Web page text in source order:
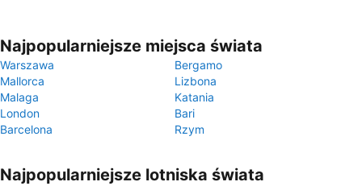
Najpopularniejsze miejsca świata
Warszawa
Bergamo
Mallorca
Lizbona
Malaga
Katania
London
Bari
Barcelona
Rzym
Najpopularniejsze lotniska świata